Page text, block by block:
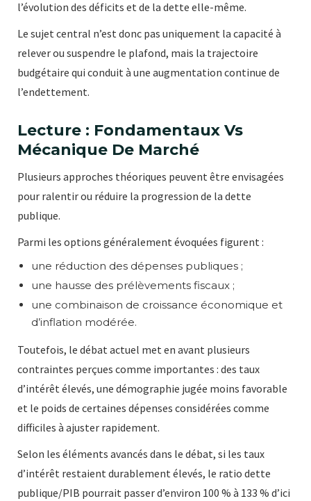
l’évolution des déficits et de la dette elle-même.
Le sujet central n’est donc pas uniquement la capacité à
relever ou suspendre le plafond, mais la trajectoire
budgétaire qui conduit à une augmentation continue de
l’endettement.
Lecture : Fondamentaux Vs
Mécanique De Marché
Plusieurs approches théoriques peuvent être envisagées
pour ralentir ou réduire la progression de la dette
publique.
Parmi les options généralement évoquées figurent :
une réduction des dépenses publiques ;
une hausse des prélèvements fiscaux ;
une combinaison de croissance économique et
d’inflation modérée.
Toutefois, le débat actuel met en avant plusieurs
contraintes perçues comme importantes : des taux
d’intérêt élevés, une démographie jugée moins favorable
et le poids de certaines dépenses considérées comme
difficiles à ajuster rapidement.
Selon les éléments avancés dans le débat, si les taux
d’intérêt restaient durablement élevés, le ratio dette
publique/PIB pourrait passer d’environ 100 % à 133 % d’ici